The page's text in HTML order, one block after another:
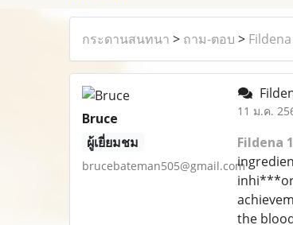
กระดานสนทนา > ถาม-ตอบ >
Bruce
ผู้เยี่ยมชม
brucebateman505@gmail.com
11 ม.ค.
Fildena
the